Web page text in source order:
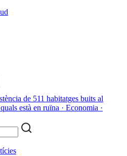
de 511 habitatges buits al
està en ruïna · Economia ·